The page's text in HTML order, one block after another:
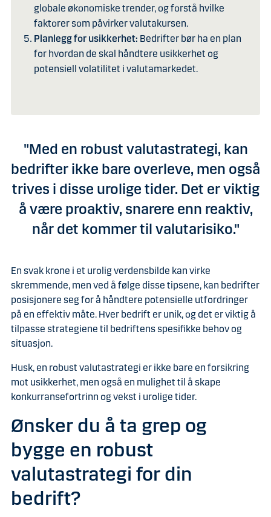
globale økonomiske trender, og forstå hvilke
faktorer som påvirker valutakursen.
Planlegg for usikkerhet: Bedrifter bør ha en plan
for hvordan de skal håndtere usikkerhet og
potensiell volatilitet i valutamarkedet.
"Med en robust valutastrategi, kan
bedrifter ikke bare overleve, men også
trives i disse urolige tider. Det er viktig
å være proaktiv, snarere enn reaktiv,
når det kommer til valutarisiko."
En svak krone i et urolig verdensbilde kan virke
skremmende, men ved å følge disse tipsene, kan bedrifter
posisjonere seg for å håndtere potensielle utfordringer
på en effektiv måte. Hver bedrift er unik, og det er viktig å
tilpasse strategiene til bedriftens spesifikke behov og
situasjon.
Husk, en robust valutastrategi er ikke bare en forsikring
mot usikkerhet, men også en mulighet til å skape
konkurransefortrinn og vekst i urolige tider.
Ønsker du å ta grep og
bygge en robust
valutastrategi for din
bedrift?